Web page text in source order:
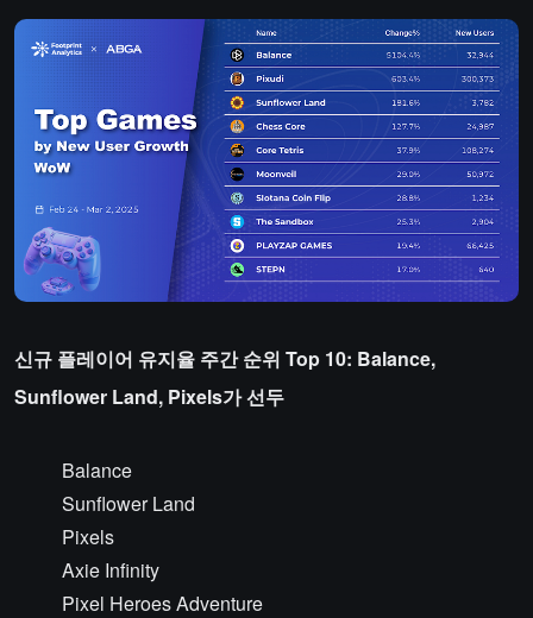
신규 플레이어 유지율 주간 순위 Top 10: Balance,
Sunflower Land, Pixels가 선두
Balance
Sunflower Land
Pixels
Axie Infinity
Pixel Heroes Adventure